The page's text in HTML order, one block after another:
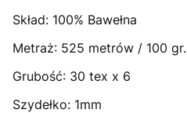
Skład: 100% Bawełna
Metraż: 525 metrów / 100 gr.
Grubość: 30 tex x 6
Szydełko: 1mm